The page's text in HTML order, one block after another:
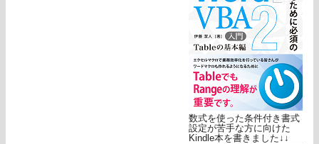
数式を使った条件付き書式
設定が苦手な方に向けた
Kindle本を書きました↓↓